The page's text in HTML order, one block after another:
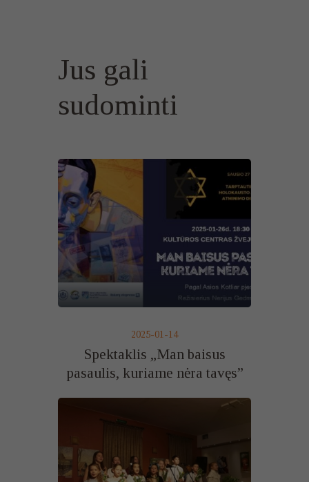
Jus gali
sudominti
2025-01-14
Spektaklis „Man baisus
pasaulis, kuriame nėra tavęs”